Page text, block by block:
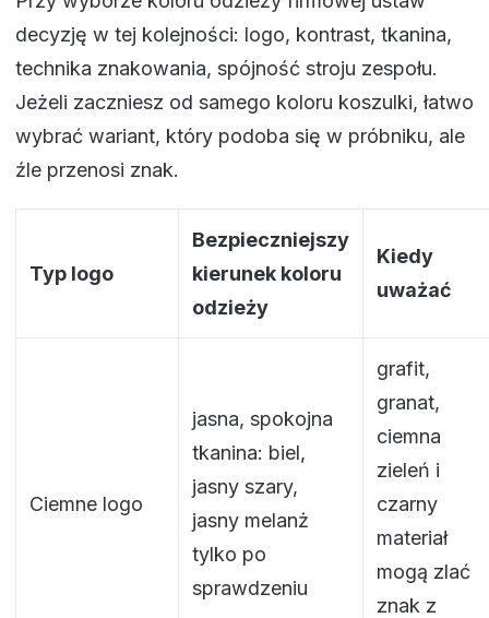
decyzję w tej kolejności: logo, kontrast, tkanina,
technika znakowania, spójność stroju zespołu.
Jeżeli zaczniesz od samego koloru koszulki, łatwo
wybrać wariant, który podoba się w próbniku, ale
źle przenosi znak.
Typ logo
Bezpieczniejszy
kierunek koloru
odzieży
Kiedy
uważać
Ciemne logo
jasna, spokojna
tkanina: biel,
jasny szary,
jasny melanż
tylko po
sprawdzeniu
grafit,
granat,
ciemna
zieleń i
czarny
materiał
mogą zlać
znak z